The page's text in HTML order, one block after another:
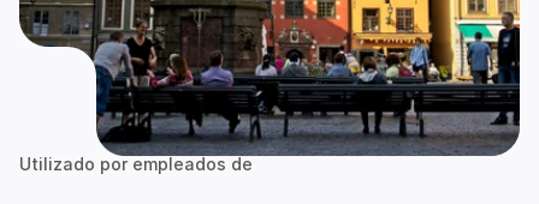
Utilizado por empleados de